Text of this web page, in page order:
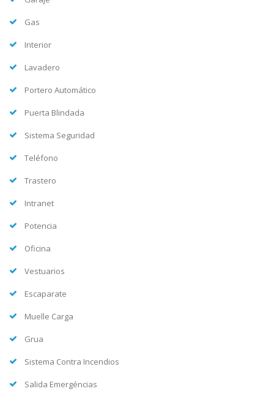
Gas
Interior
Lavadero
Portero Automático
Puerta Blindada
Sistema Seguridad
Teléfono
Trastero
Intranet
Potencia
Oficina
Vestuarios
Escaparate
Muelle Carga
Grua
Sistema Contra Incendios
Salida Emergéncias